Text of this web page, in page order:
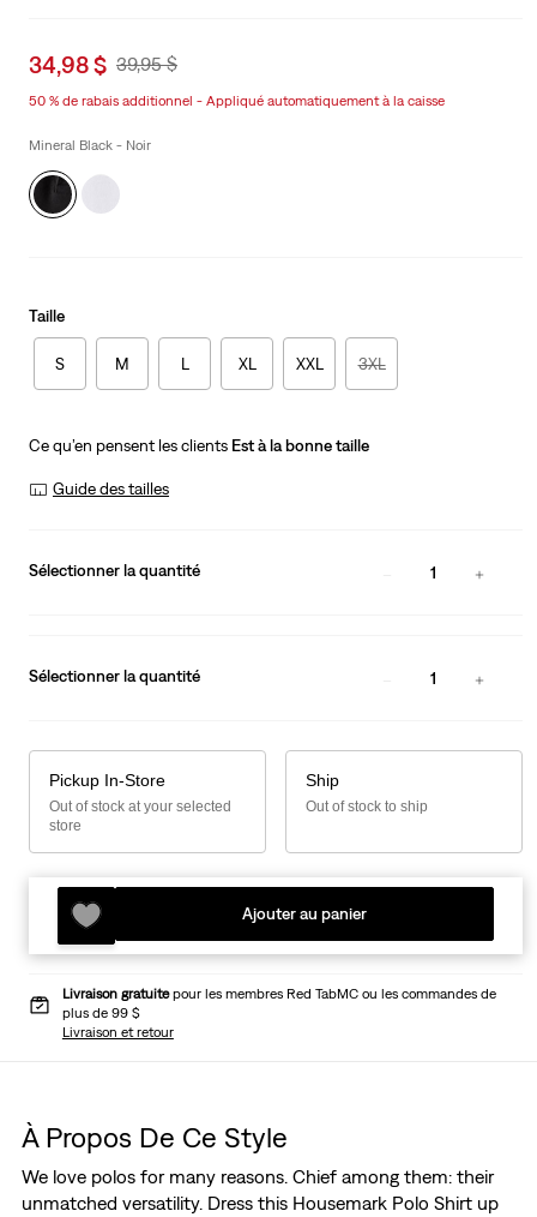
Sale
is
34,98 $ Original
39,95 $
50 % de rabais additionnel - Appliqué automatiquement à la caisse
Mineral Black - Noir
Taille
S M L XL XXL 3XL
Ce qu’en pensent les clients Est à la bonne taille
Guide des tailles
Sélectionner la quantité 1
Sélectionner la quantité 1
Pickup In-Store
Out of stock at your selected
store
Ship
Out of stock to ship
Ajouter au panier
Livraison gratuitepour les membres Red TabMC ou les commandes de
plus de 99 $
Livraison et retour
À Propos De Ce Style
We love polos for many reasons. Chief among them: their
unmatched versatility. Dress this Housemark Polo Shirt up